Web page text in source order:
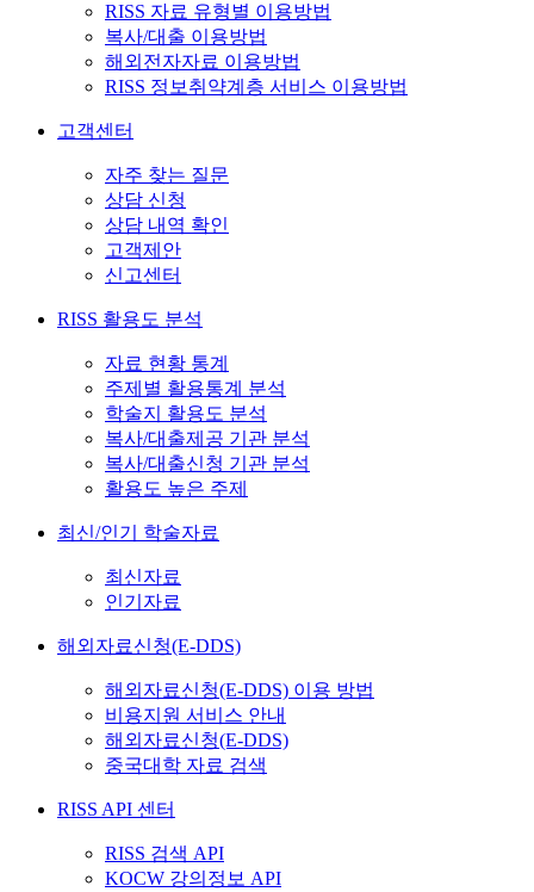
RISS 자료 유형별 이용방법
복사/대출 이용방법
해외전자자료 이용방법
RISS 정보취약계층 서비스 이용방법
고객센터
자주 찾는 질문
상담 신청
상담 내역 확인
고객제안
신고센터
RISS 활용도 분석
자료 현황 통계
주제별 활용통계 분석
학술지 활용도 분석
복사/대출제공 기관 분석
복사/대출신청 기관 분석
활용도 높은 주제
최신/인기 학술자료
최신자료
인기자료
해외자료신청(E-DDS)
해외자료신청(E-DDS) 이용 방법
비용지원 서비스 안내
해외자료신청(E-DDS)
중국대학 자료 검색
RISS API 센터
RISS 검색 API
KOCW 강의정보 API